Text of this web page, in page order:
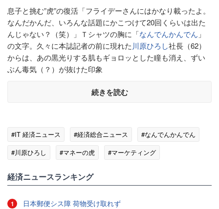
息子と挑む”虎”の復活「フライデーさんにはかなり載ったよ。
なんだかんだ、いろんな話題にかこつけて20回くらいは出た
んじゃない？（笑）」Ｔシャツの胸に「なんでんかんでん 」
の文字。久々に本誌記者の前に現れた 川原ひろし社長（62）
からは、あの黒光りする肌もギョロッとした瞳も消え、ずい
ぶん毒気（？）が抜けた印象
続きを読む
#IT 経済ニュース #経済総合ニュース
#なんでんかんでん
#川原ひろし
#マネーの虎 #マーケティング
経済ニュースランキング
1 日本郵便シス障 荷物受け取れず